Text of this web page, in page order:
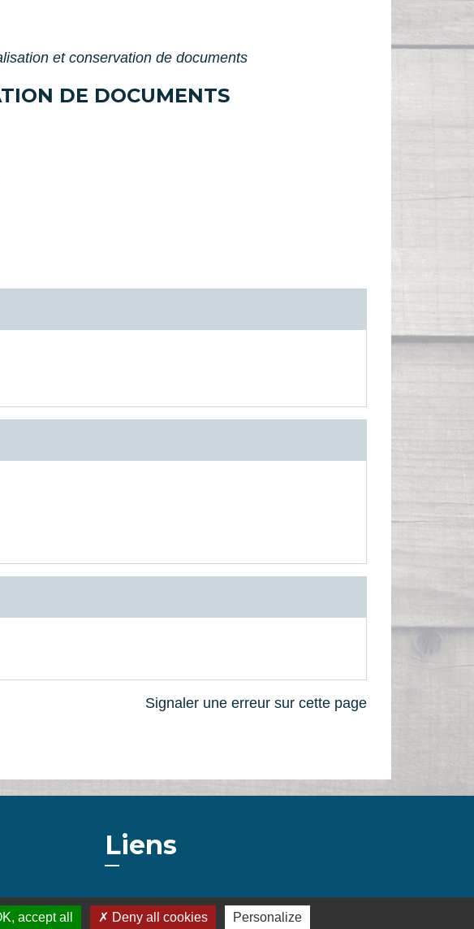
et conservation de documents
DE DOCUMENTS
Signaler une erreur sur cette page
Liens
Montélimar Agglomération
accept all Deny all cookies Personalize